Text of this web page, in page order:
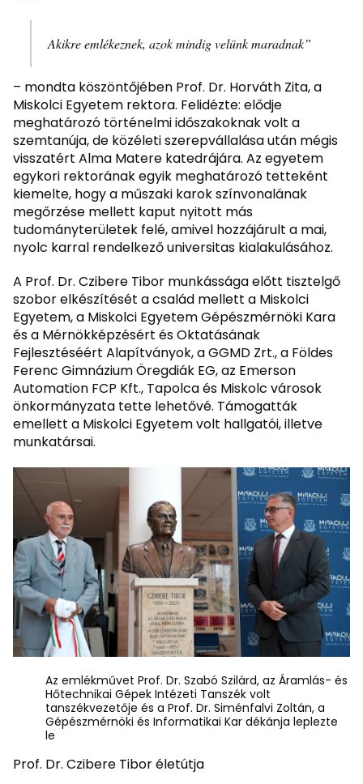
Akikre emlékeznek, azok mindig velünk maradnak”
– mondta köszöntőjében Prof. Dr. Horváth Zita, a
Miskolci Egyetem rektora. Felidézte: elődje
meghatározó történelmi időszakoknak volt a
szemtanúja, de közéleti szerepvállalása után mégis
visszatért Alma Matere katedrájára. Az egyetem
egykori rektorának egyik meghatározó tetteként
kiemelte, hogy a műszaki karok színvonalának
megőrzése mellett kaput nyitott más
tudományterületek felé, amivel hozzájárult a mai,
nyolc karral rendelkező universitas kialakulásához.
A Prof. Dr. Czibere Tibor munkássága előtt tisztelgő
szobor elkészítését a család mellett a Miskolci
Egyetem, a Miskolci Egyetem Gépészmérnöki Kara
és a Mérnökképzésért és Oktatásának
Fejlesztéséért Alapítványok, a GGMD Zrt., a Földes
Ferenc Gimnázium Öregdiák EG, az Emerson
Automation FCP Kft., Tapolca és Miskolc városok
önkormányzata tette lehetővé. Támogatták
emellett a Miskolci Egyetem volt hallgatói, illetve
munkatársai.
Az emlékművet Prof. Dr. Szabó Szilárd, az Áramlás- és
Hőtechnikai Gépek Intézeti Tanszék volt
tanszékvezetője és a Prof. Dr. Siménfalvi Zoltán, a
Gépészmérnöki és Informatikai Kar dékánja leplezte
le
Prof. Dr. Czibere Tibor életútja